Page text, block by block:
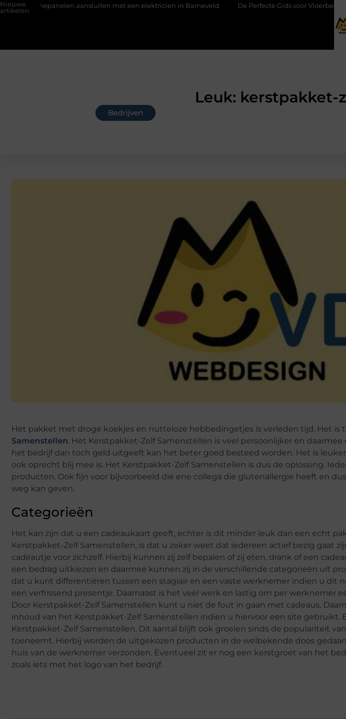
Nieuwe
artikelen
aansluiten met een elektricien in Barneveld De Perfecte Gids voor Vloerbedekking in
Leuk: kerstpakket-
Bedrijven
Het pakket met droge koekjes en nutteloze hebbedingetjes is verleden tijd. Het is
Samenstellen. Het Kerstpakket-Zelf Samenstellen is veel persoonlijker en
het bedrijf dan toch geld uitgeeft kan het beter goed besteed worden. Het is
ook oprecht blij mee is. Het Kerstpakket-Zelf Samenstellen is dus de oplossing.
producten. Ook fijn voor bijvoorbeeld die ene collega die glutenallergie heeft en
weg kan geven.
Categorieën
Het kan zijn dat u een cadeaukaart geeft, echter is dit minder leuk dan een echt
Kerstpakket-Zelf Samenstellen, is dat u zeker weet dat iedereen actief bezig gaat
cadeautje voor zichzelf. Hierbij kunnen zij zelf bepalen of zij eten, drank of een
een bedrag uitkiezen en daarmee kunnen zij in de verschillende categorieën uit
dat u kunt differentiëren tussen een stagiair en een vaste werknemer indien u dit
een verfrissend presentje. Daarnaast is het veel werk en lastig om per werknemer
Door Kerstpakket-Zelf Samenstellen kunt u niet de fout in gaan met cadeaus.
inhoud van het Kerstpakket-Zelf Samenstellen indien u hiervoor een site gebruikt.
Kerstpakket-Zelf Samenstellen. Dit aantal blijft ook groeien sinds de populariteit
toeneemt. Hierbij worden de uitgekozen producten in de welbekende doos
huis van de werknemer verzonden. Eventueel zit er nog een kerstgroet van het
zoals iets met het logo van het bedrijf.